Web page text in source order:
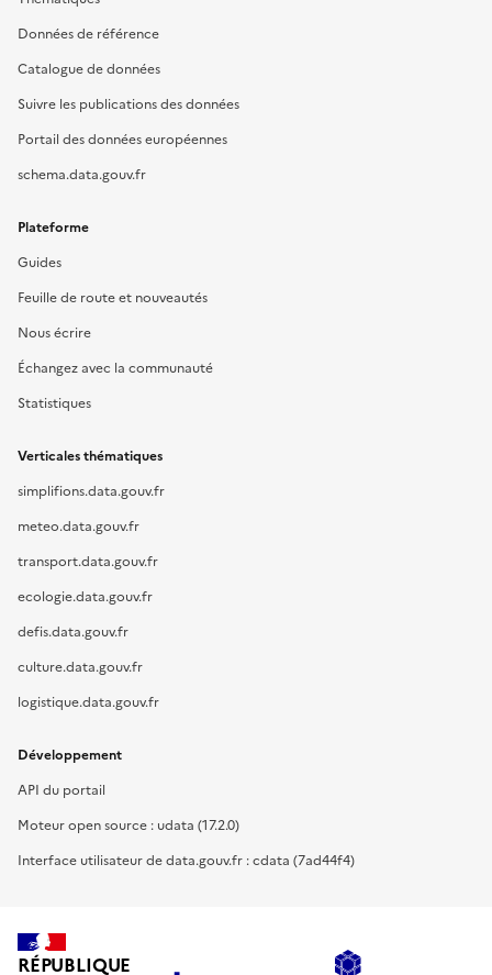
Données de référence
Catalogue de données
Suivre les publications des données
Portail des données européennes
schema.data.gouv.fr
Plateforme
Guides
Feuille de route et nouveautés
Nous écrire
Échangez avec la communauté
Statistiques
Verticales thématiques
simplifions.data.gouv.fr
meteo.data.gouv.fr
transport.data.gouv.fr
ecologie.data.gouv.fr
defis.data.gouv.fr
culture.data.gouv.fr
logistique.data.gouv.fr
Développement
API du portail
Moteur open source : udata (17.2.0)
Interface utilisateur de data.gouv.fr : cdata (7ad44f4)
RÉPUBLIQUE